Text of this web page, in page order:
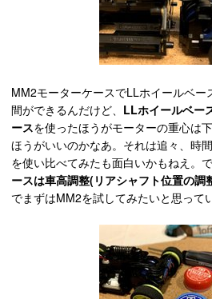
MM2モーターケースでLLホイールベ
間ができるんだけど、 LLホイールベー
ースを使ったほうがモーターの重心は
ほうがいいのかなあ。それは追々、時
を使い比べてみたも面白いかもねえ。で
ースは車高調整(リアシャフト位置の調
でまずはMM2を試してみたいと思って